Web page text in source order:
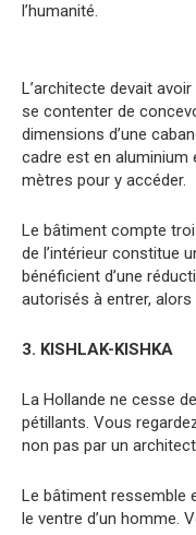
l’humanité.
L’architecte devait
se contenter de
dimensions d’une
cadre est en aluminium
mètres pour y accéder.
Le bâtiment compte
de l’intérieur constitue
bénéficient d’une
autorisés à entrer, alors
3. KISHLAK-KISHKA
La Hollande ne cesse
pétillants. Vous
non pas par un
Le bâtiment ressemble
le ventre d’un homme.